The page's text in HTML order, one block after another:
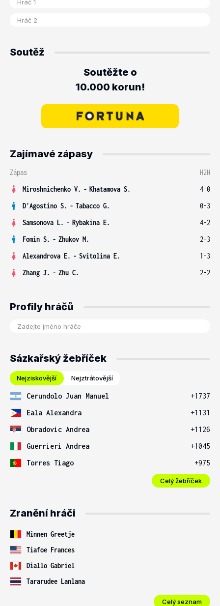
Soutěž
Soutěžte o
10.000 korun!
Zajímavé zápasy
Zápas
H2H
Miroshnichenko V. - Khatamova S.
4-0
D'Agostino S. - Tabacco G.
0-3
Samsonova L. - Rybakina E.
4-2
Fomin S. - Zhukov M.
2-3
Alexandrova E. - Svitolina E.
1-3
Zhang J. - Zhu C. 2-2
Profily hráčů
Sázkařský žebříček
Nejziskovější Nejztrátovější
Cerundolo Juan Manuel
+1737
Eala Alexandra
+1131
Obradovic Andrea
+1126
Guerrieri Andrea
+1045
Torres Tiago
+975
Celý žebříček
Zranění hráči
Minnen Greetje
Tiafoe Frances
Diallo Gabriel
Tararudee Lanlana
Celý seznam